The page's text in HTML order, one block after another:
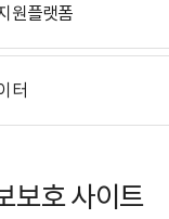
원플랫폼
터
보호 사이트